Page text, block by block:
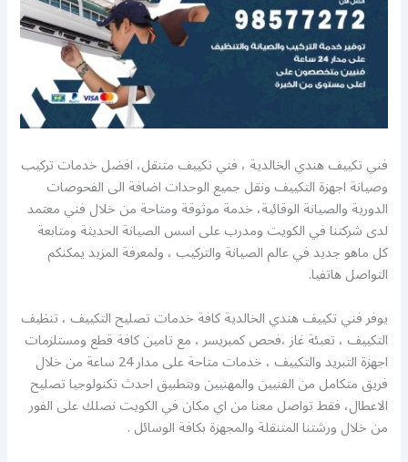
فني تكييف هندي الخالدية ، فني تكييف متنقل، افضل خدمات تركيب
وصيانة اجهزة التكييف ونقل جميع الوحدات اضافة الى الفحوصات
الدورية والصيانة الوقائية، خدمة موثوقة ومتاحة من خلال فني معتمد
لدى شركتنا في الكويت ومدرب على اسس الصيانة الحديثة ومتابعة
كل ماهو جديد في عالم الصيانة والتركيب ، ولمعرفة المزيد يمكنكم
التواصل هاتفيا.
يوفر فني تكييف هندي الخالدية كافة خدمات تصليح التكييف ، تنظيف
التكييف ، تعبئة غاز ،فحص كمبريسر ، مع تامين كافة قطع ومستلزمات
اجهزة التبريد والتكييف ، خدمات متاحة على مدار 24 ساعة من خلال
فريق متكامل من الفنيين والمهنيين وبتطبيق احدث تكنولوجيا تصليح
الاعطال، فقط تواصل معنا من اي مكان في الكويت نصلك على الفور
من خلال ورشتنا المتنقلة والمجهزة بكافة الوسائل .